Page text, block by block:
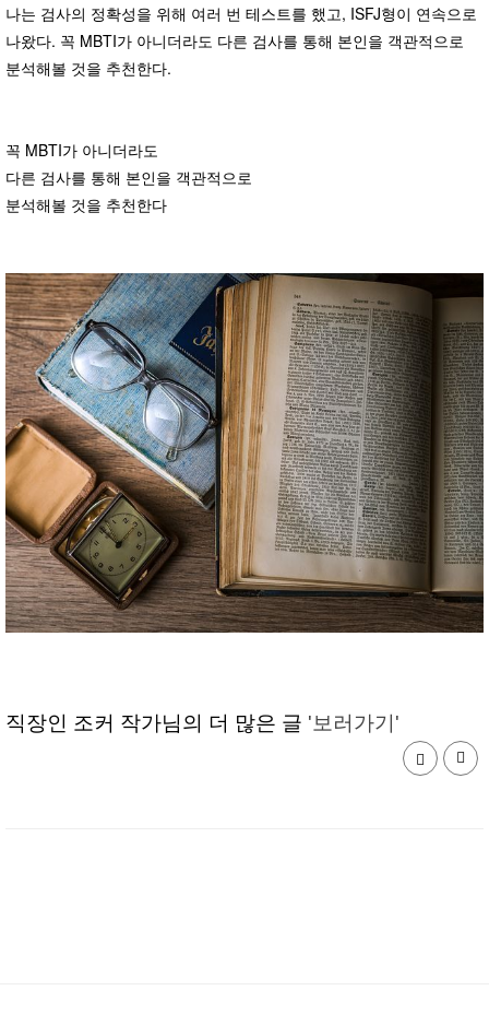
나는 검사의 정확성을 위해 여러 번 테스트를 했고, ISFJ형이 연속으로
나왔다. 꼭 MBTI가 아니더라도 다른 검사를 통해 본인을 객관적으로
분석해볼 것을 추천한다.
꼭 MBTI가 아니더라도
다른 검사를 통해 본인을 객관적으로
분석해볼 것을 추천한다
직장인 조커 작가님의 더 많은 글 '보러가기'